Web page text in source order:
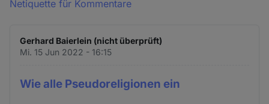
Netiquette für Kommentare
Gerhard Baierlein (nicht überprüft)
Mi. 15 Jun 2022 - 16:15
Wie alle Pseudoreligionen ein